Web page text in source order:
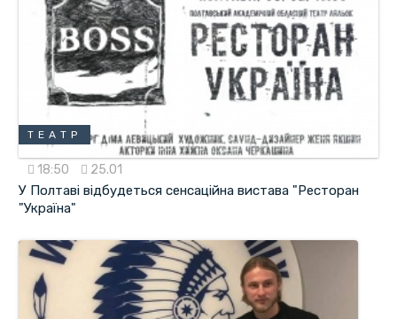
ТЕАТР
18:50 25.01
У Полтаві відбудеться сенсаційна вистава "Ресторан
"Україна"